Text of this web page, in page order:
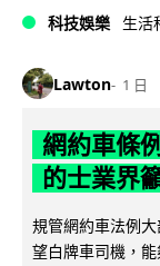
科技娛樂 生活
Lawton 1 日
網約車條
的士業界
規管網約車法例
望白牌車司機，